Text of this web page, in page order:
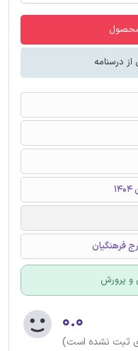
محصول
درسنامه
فرهنگیان
و پرورش
۰.۰
ثبت نشده است)